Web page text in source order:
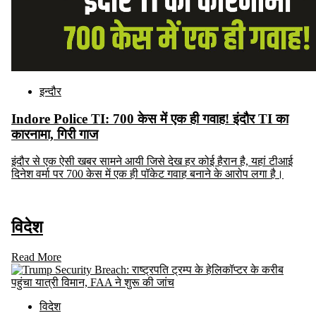
इन्दौर
Indore Police TI: 700 केस में एक ही गवाह! इंदौर TI का
कारनामा, गिरी गाज
इंदौर से एक ऐसी खबर सामने आयी जिसे देख हर कोई हैरान है, यहां टीआई
दिनेश वर्मा पर 700 केस में एक ही पॉकेट गवाह बनाने के आरोप लगा है।
विदेश
Read More
विदेश